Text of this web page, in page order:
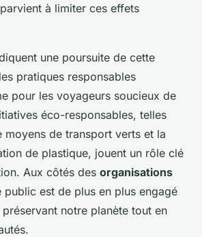
à limiter ces effets
une poursuite de cette
pratiques responsables
pour les voyageurs soucieux de
éco-responsables, telles
moyens de transport verts et la
de plastique, jouent un rôle clé
Aux côtés des organisations
public est de plus en plus engagé
notre planète tout en